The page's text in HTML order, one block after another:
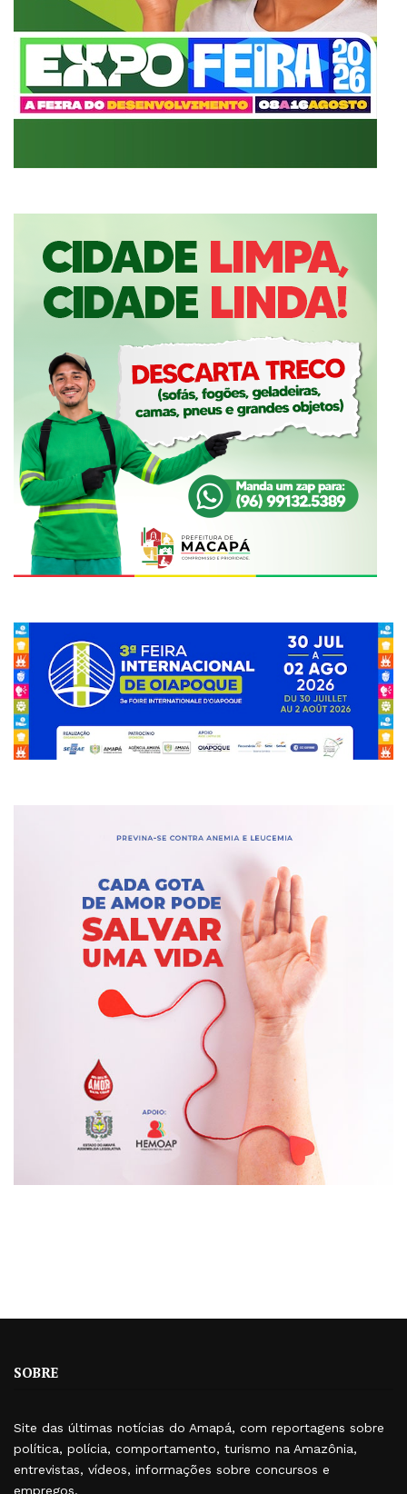
SOBRE
Site das últimas notícias do Amapá, com reportagens sobre
política, polícia, comportamento, turismo na Amazônia,
entrevistas, vídeos, informações sobre concursos e
empregos.